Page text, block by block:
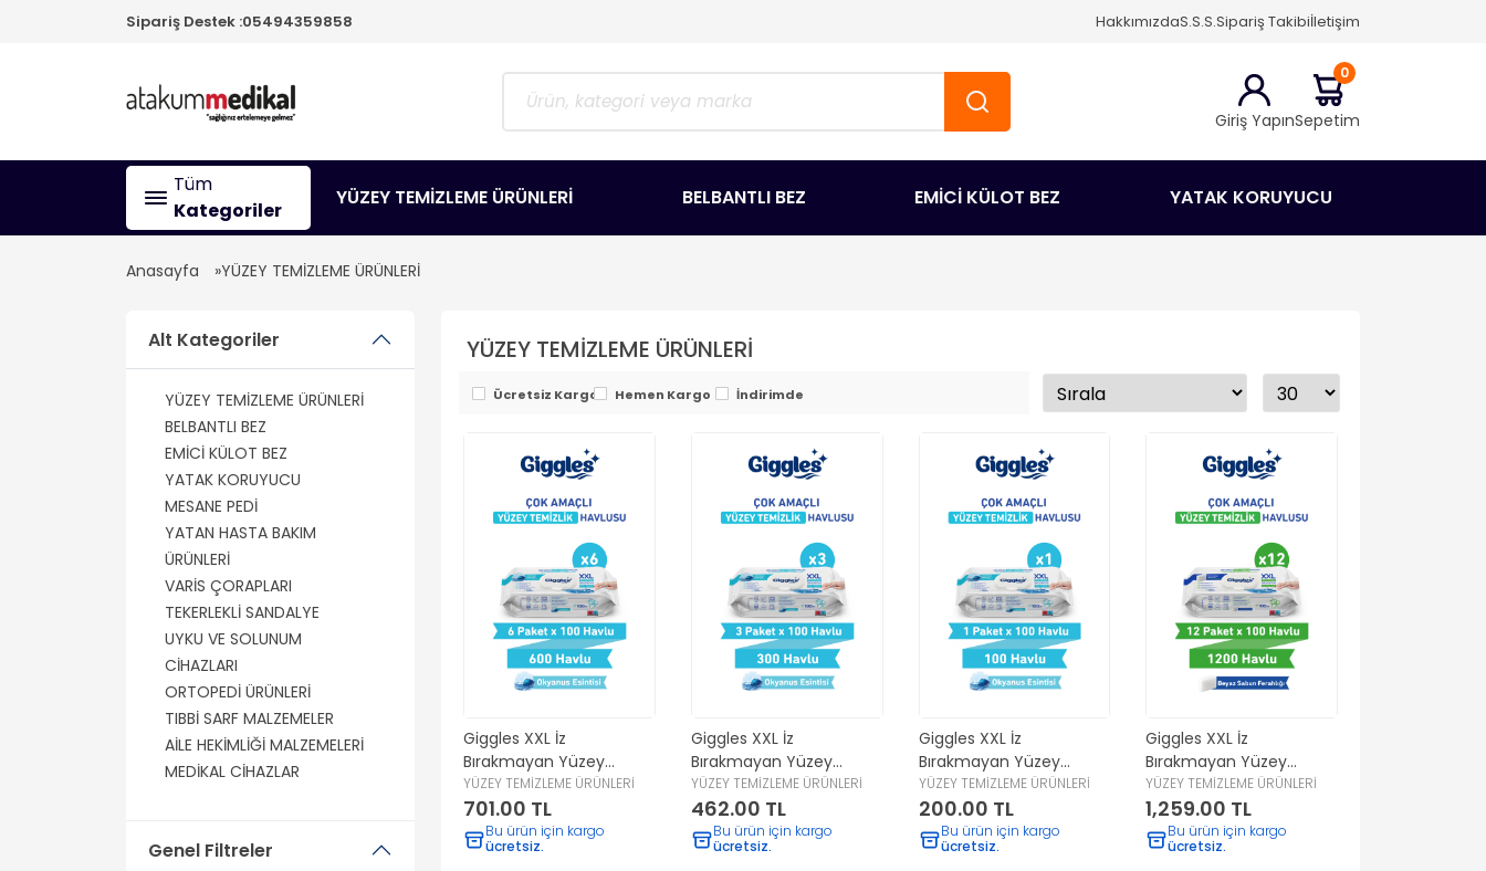
Sipariş Destek :05494359858 HakkımızdaS.S.S.Sipariş Takibiİletişim
Giriş Yapın
0
Sepetim
Tüm
Kategoriler
YÜZEY TEMİZLEME ÜRÜNLERİ BELBANTLI BEZ EMİCİ KÜLOT BEZ YATAK KORUYUCU
Anasayfa YÜZEY TEMİZLEME ÜRÜNLERİ
Alt Kategoriler
YÜZEY TEMİZLEME ÜRÜNLERİ
BELBANTLI BEZ
EMİCİ KÜLOT BEZ
YATAK KORUYUCU
MESANE PEDİ
YATAN HASTA BAKIM
ÜRÜNLERİ
VARİS ÇORAPLARI
TEKERLEKLİ SANDALYE
UYKU VE SOLUNUM
CİHAZLARI
ORTOPEDİ ÜRÜNLERİ
TIBBİ SARF MALZEMELER
AİLE HEKİMLİĞİ MALZEMELERİ
MEDİKAL CİHAZLAR
Genel Filtreler
YÜZEY TEMİZLEME ÜRÜNLERİ
Ücretsiz Kargo Hemen Kargo İndirimde
Giggles XXL İz
Bırakmayan Yüzey
Temizlik Havlusu -
(Okyanus Esintisi) 600
Yaprak
YÜZEY TEMİZLEME ÜRÜNLERİ
701.00 TL
Bu ürün için kargo
ücretsiz.
Giggles XXL İz
Bırakmayan Yüzey
Temizlik Havlusu -
(Okyanus Esintisi) 300
Yaprak
YÜZEY TEMİZLEME ÜRÜNLERİ
462.00 TL
Bu ürün için kargo
ücretsiz.
Giggles XXL İz
Bırakmayan Yüzey
Temizlik Havlusu -
(Okyanus Esintisi) 100
Yaprak
YÜZEY TEMİZLEME ÜRÜNLERİ
200.00 TL
Bu ürün için kargo
ücretsiz.
Giggles XXL İz
Bırakmayan Yüzey
Temizlik Havlusu -
(Beyaz Sabun Ferahlığı)
1200 Yaprak
YÜZEY TEMİZLEME ÜRÜNLERİ
1,259.00 TL
Bu ürün için kargo
ücretsiz.